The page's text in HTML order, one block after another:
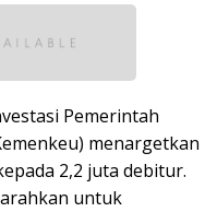
Pemerintah
menargetkan
2,2 juta debitur.
untuk